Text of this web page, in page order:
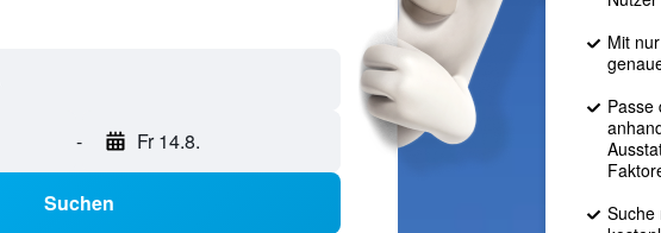
- Fr 14.8.
Suchen
Mit
Passe
Suche